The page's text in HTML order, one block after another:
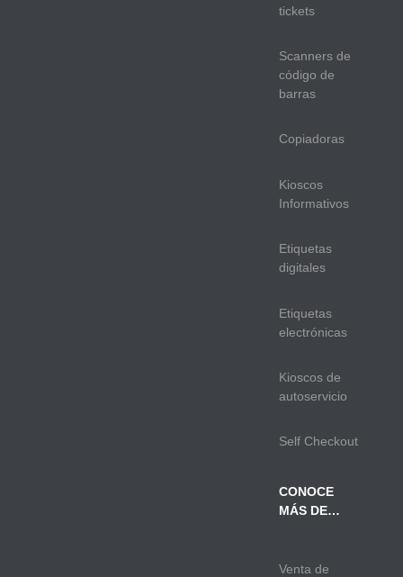
tickets
Scanners de
código de
barras
Copiadoras
Kioscos
Informativos
Etiquetas
digitales
Etiquetas
electrónicas
Kioscos de
autoservicio
Self Checkout
CONOCE
MÁS DE…
Venta de